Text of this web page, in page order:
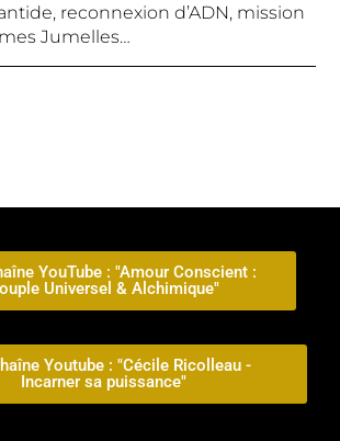
reconnexion d’ADN, mission
Jumelles…
YouTube : "Amour Conscient :
Universel & Alchimique"
Youtube : "Cécile Ricolleau -
Incarner sa puissance"